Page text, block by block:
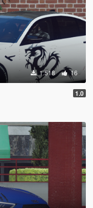
1.518 16
1.0